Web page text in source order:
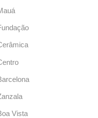
Vista